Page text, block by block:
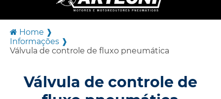
Home ❱
Informações ❱
Válvula de controle de fluxo pneumática
Válvula de controle de